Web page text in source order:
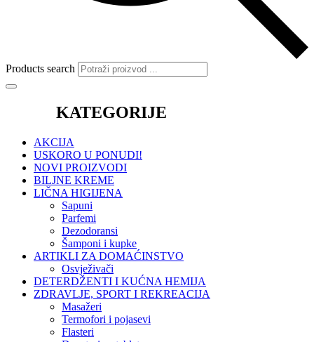
Products search
KATEGORIJE
AKCIJA
USKORO U PONUDI!
NOVI PROIZVODI
BILJNE KREME
LIČNA HIGIJENA
Sapuni
Parfemi
Dezodoransi
Šamponi i kupke
ARTIKLI ZA DOMAĆINSTVO
Osvježivači
DETERDŽENTI I KUĆNA HEMIJA
ZDRAVLJE, SPORT I REKREACIJA
Masažeri
Termofori i pojasevi
Flasteri